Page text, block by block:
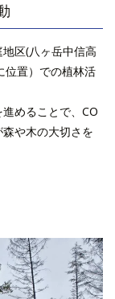
区(八ヶ岳中信高
位置）での植林活
めることで、CO
や木の大切さを